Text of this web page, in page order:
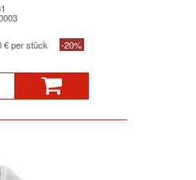
€ per stück -20%